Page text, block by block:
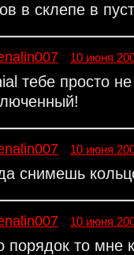
в склепе в
10 июня
тебе просто
10 июня
снимешь
10 июня
порядок то мне